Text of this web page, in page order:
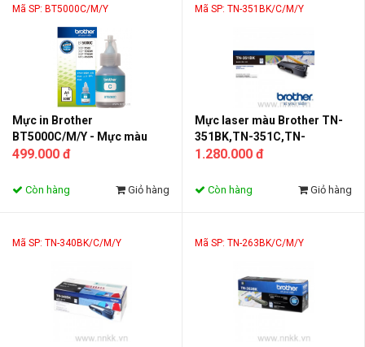
Mã SP: BT5000C/M/Y
Mực in Brother
BT5000C/M/Y - Mực màu
cho máy in phun
499.000 đ
Còn hàng Giỏ hàng
Mã SP: TN-351BK/C/M/Y
Mực laser màu Brother TN-
351BK,TN-351C,TN-
351M,TN-351Y
1.280.000 đ
Còn hàng Giỏ hàng
Mã SP: TN-340BK/C/M/Y Mã SP: TN-263BK/C/M/Y